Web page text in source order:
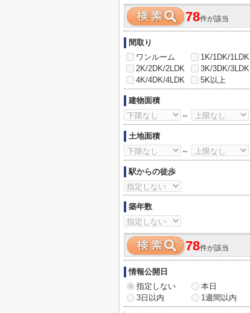
78件が該当
間取り
ワンルーム
1K/1DK/1LDK
2K/2DK/2LDK
3K/3DK/3LDK
4K/4DK/4LDK
5K以上
建物面積
～
土地面積
～
駅からの徒歩
築年数
78件が該当
情報公開日
指定しない
本日
3日以内
1週間以内